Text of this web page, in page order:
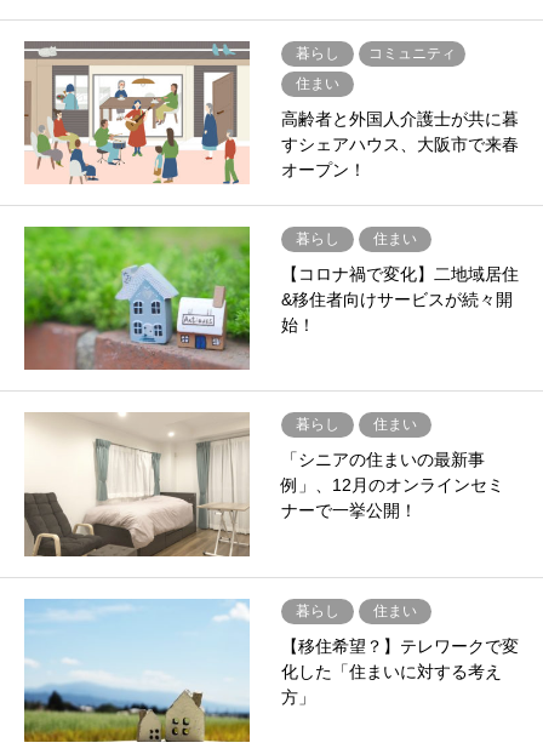
暮らし
コミュニティ
住まい
高齢者と外国人介護士が共に暮
すシェアハウス、大阪市で来春
オープン！
暮らし 住まい
【コロナ禍で変化】二地域居住
&移住者向けサービスが続々開
始！
暮らし 住まい
「シニアの住まいの最新事
例」、12月のオンラインセミ
ナーで一挙公開！
暮らし 住まい
【移住希望？】テレワークで変
化した「住まいに対する考え
方」